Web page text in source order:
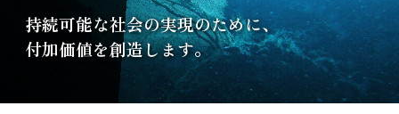
持続可能な社会の実現のために、
付加価値を創造します。